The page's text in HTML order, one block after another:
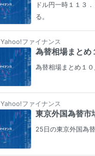
ドル円一時１１３
る。
Yahoo!ファイナンス
為替相場まとめ
為替相場まとめ１
Yahoo!ファイナンス
東京外国為替市
25日の東京外国為